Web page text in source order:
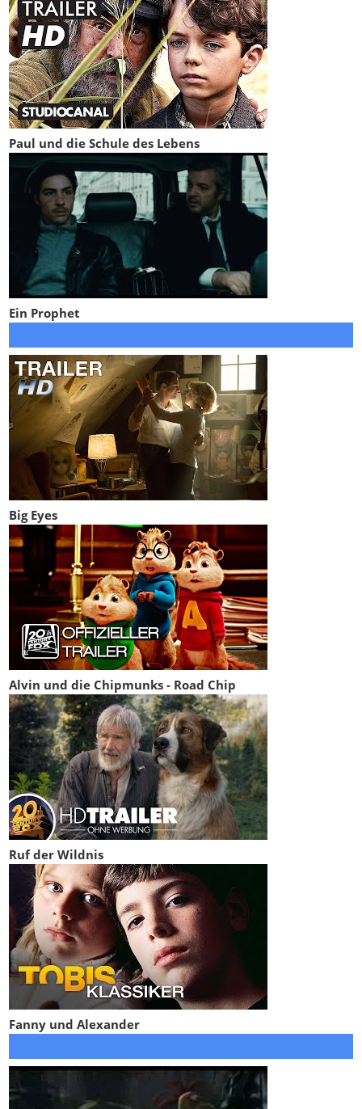
Paul und die Schule des Lebens
Ein Prophet
Big Eyes
Alvin und die Chipmunks - Road Chip
Ruf der Wildnis
Fanny und Alexander